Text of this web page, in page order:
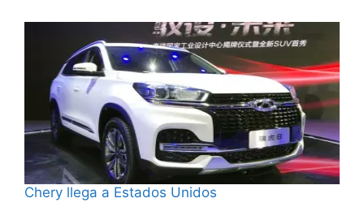
Chery llega a Estados Unidos